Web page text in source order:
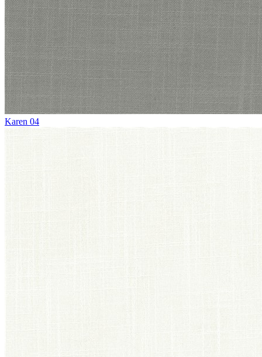
Karen 04